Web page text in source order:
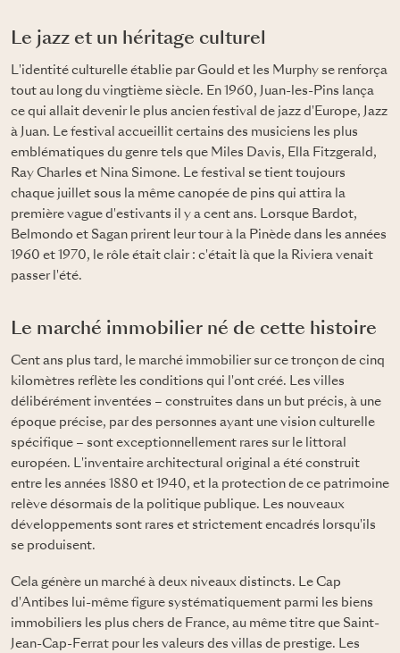
Le jazz et un héritage culturel
L'identité culturelle établie par Gould et les Murphy se renforça
tout au long du vingtième siècle. En 1960, Juan-les-Pins lança
ce qui allait devenir le plus ancien festival de jazz d'Europe, Jazz
à Juan. Le festival accueillit certains des musiciens les plus
emblématiques du genre tels que Miles Davis, Ella Fitzgerald,
Ray Charles et Nina Simone. Le festival se tient toujours
chaque juillet sous la même canopée de pins qui attira la
première vague d'estivants il y a cent ans. Lorsque Bardot,
Belmondo et Sagan prirent leur tour à la Pinède dans les années
1960 et 1970, le rôle était clair : c'était là que la Riviera venait
passer l'été.
Le marché immobilier né de cette histoire
Cent ans plus tard, le marché immobilier sur ce tronçon de cinq
kilomètres reflète les conditions qui l'ont créé. Les villes
délibérément inventées – construites dans un but précis, à une
époque précise, par des personnes ayant une vision culturelle
spécifique – sont exceptionnellement rares sur le littoral
européen. L'inventaire architectural original a été construit
entre les années 1880 et 1940, et la protection de ce patrimoine
relève désormais de la politique publique. Les nouveaux
développements sont rares et strictement encadrés lorsqu'ils
se produisent.
Cela génère un marché à deux niveaux distincts. Le Cap
d'Antibes lui-même figure systématiquement parmi les biens
immobiliers les plus chers de France, au même titre que Saint-
Jean-Cap-Ferrat pour les valeurs des villas de prestige. Les